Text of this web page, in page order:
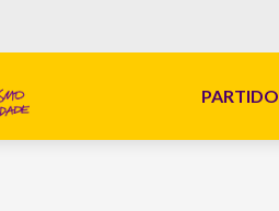
PARTIDO